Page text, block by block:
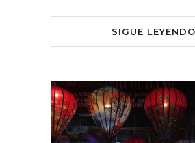
SIGUE LEYENDO